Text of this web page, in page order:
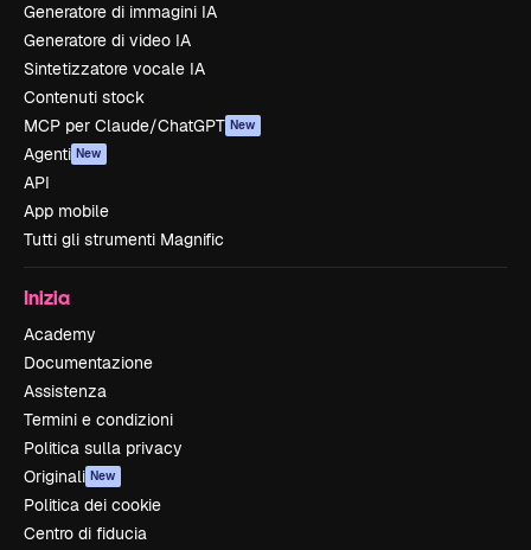
Generatore di immagini IA
Generatore di video IA
Sintetizzatore vocale IA
Contenuti stock
MCP per Claude/ChatGPT New
Agenti New
API
App mobile
Tutti gli strumenti Magnific
Inizia
Academy
Documentazione
Assistenza
Termini e condizioni
Politica sulla privacy
Originali New
Politica dei cookie
Centro di fiducia